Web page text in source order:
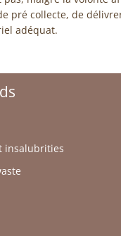
pré collecte, de
adéquat.
insalubrities